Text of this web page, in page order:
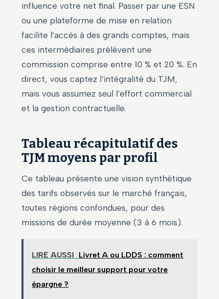
influence votre net final. Passer par une ESN
ou une plateforme de mise en relation
facilite l’accès à des grands comptes, mais
ces intermédiaires prélèvent une
commission comprise entre 10 % et 20 %. En
direct, vous captez l’intégralité du TJM,
mais vous assumez seul l’effort commercial
et la gestion contractuelle.
Tableau récapitulatif des
TJM moyens par profil
Ce tableau présente une vision synthétique
des tarifs observés sur le marché français,
toutes régions confondues, pour des
missions de durée moyenne (3 à 6 mois).
LIRE AUSSI Livret A ou LDDS : comment
choisir le meilleur support pour votre
épargne ?